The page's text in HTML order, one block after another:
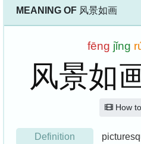
MEANING OF 风景如画
fēng jǐng
风景如
How
Definition